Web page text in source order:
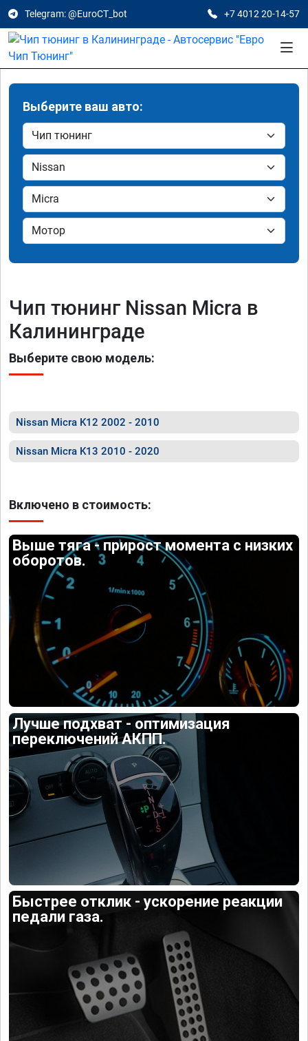
Telegram: @EuroCT_bot +7 4012 20-14-57
Выберите ваш авто:
Чип тюнинг Nissan Micra в
Калининграде
Выберите свою модель:
Nissan Micra K12 2002 - 2010
Nissan Micra K13 2010 - 2020
Включено в стоимость:
Выше тяга - прирост момента с низких
оборотов.
Лучше подхват - оптимизация
переключений АКПП.
Быстрее отклик - ускорение реакции
педали газа.